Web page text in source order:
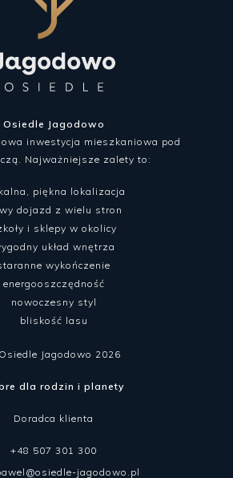
Osiedle Jagodowo
inwestycja mieszkaniowa pod
Najważniejsze zalety to:
piękna lokalizacja
dojazd z wielu stron
i sklepy w okolicy
układ wnętrza
wykończenie
energooszczędność
nowoczesny styl
bliskość lasu
Jagodowo 2026
dla rodzin i planety
Doradca klienta
+48 507 301 300
jagodowo.pl